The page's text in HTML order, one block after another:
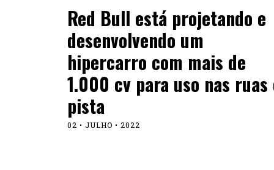
Red Bull está projetando e
desenvolvendo um
hipercarro com mais de
1.000 cv para uso nas ruas
pista
02 • JULHO • 2022